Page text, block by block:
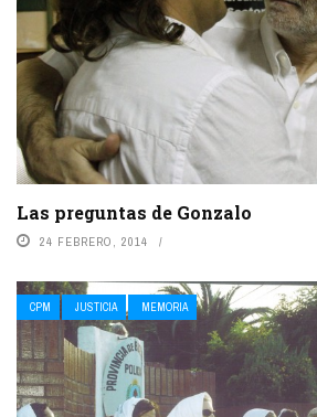
Las preguntas de Gonzalo
24 FEBRERO, 2014
CPM JUSTICIA MEMORIA